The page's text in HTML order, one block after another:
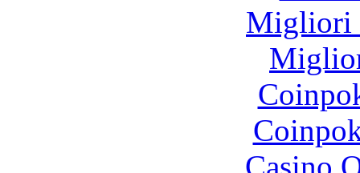
Migliori
Casino